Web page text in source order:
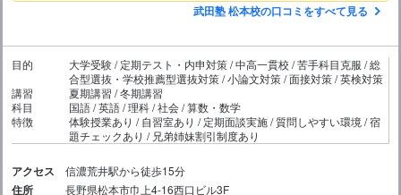
武田塾 松本校の口コミをすべて見る
目的
大学受験 / 定期テスト・内申対策 / 中高一貫校 / 苦手科目克服 / 総
合型選抜・学校推薦型選抜対策 / 小論文対策 / 面接対策 / 英検対策
講習
夏期講習 / 冬期講習
科目
国語 / 英語 / 理科 / 社会 / 算数・数学
特徴
体験授業あり / 自習室あり / 定期面談実施 / 質問しやすい環境 / 宿
題チェックあり / 兄弟姉妹割引制度あり
アクセス 信濃荒井駅から徒歩15分
住所 長野県松本市巾上4-16西口ビル3F